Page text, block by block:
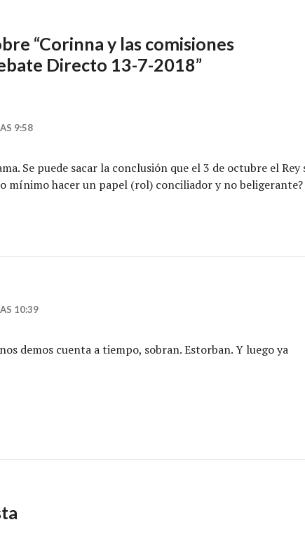
“Corinna y las comisiones
Directo 13-7-2018”
9:58
Se puede sacar la conclusión que el 3 de octubre el Rey
mínimo hacer un papel (rol) conciliador y no beligerante?
10:39
demos cuenta a tiempo, sobran. Estorban. Y luego ya